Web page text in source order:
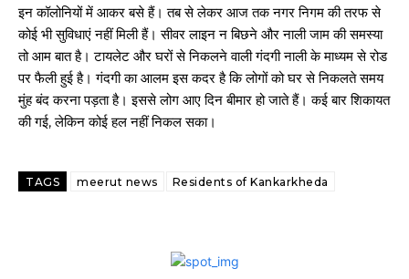
इन कॉलोनियों में आकर बसे हैं। तब से लेकर आज तक नगर निगम की तरफ से
कोई भी सुविधाएं नहीं मिली हैं। सीवर लाइन न बिछने और नाली जाम की समस्या
तो आम बात है। टायलेट और घरों से निकलने वाली गंदगी नाली के माध्यम से रोड
पर फैली हुई है। गंदगी का आलम इस कदर है कि लोगों को घर से निकलते समय
मुंह बंद करना पड़ता है। इससे लोग आए दिन बीमार हो जाते हैं। कई बार शिकायत
की गई, लेकिन कोई हल नहीं निकल सका।
TAGS meerut news Residents of Kankarkheda